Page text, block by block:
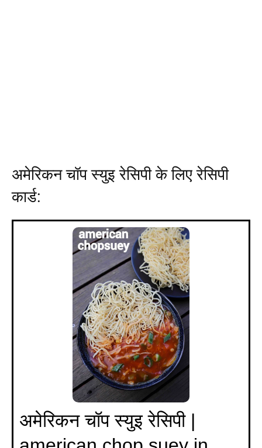
अमेरिकन चॉप स्युइ रेसिपी के लिए रेसिपी
कार्ड:
अमेरिकन चॉप स्युइ रेसिपी |